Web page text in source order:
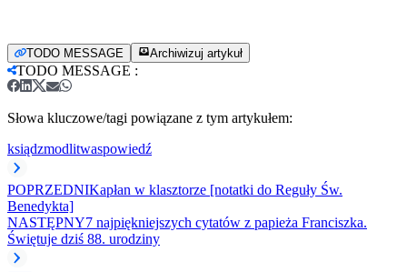
TODO MESSAGE Archiwizuj artykuł
TODO MESSAGE :
Słowa kluczowe/tagi powiązane z tym artykułem:
ksiądzmodlitwaspowiedź
POPRZEDNIKapłan w klasztorze [notatki do Reguły Św.
Benedykta]
NASTĘPNY7 najpiękniejszych cytatów z papieża Franciszka.
Świętuje dziś 88. urodziny